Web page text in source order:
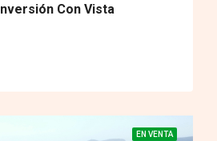
Con Vista
EN VENTA